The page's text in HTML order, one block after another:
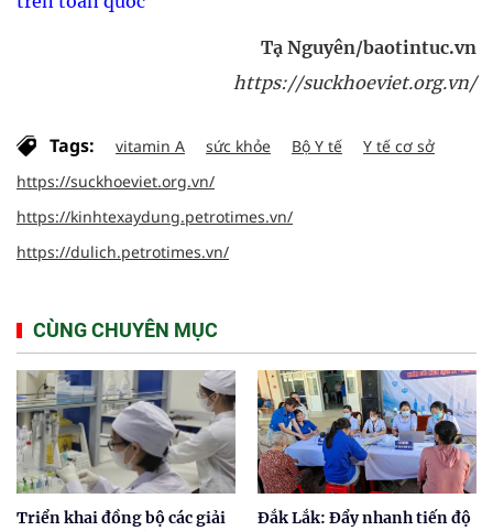
Tạ Nguyên/baotintuc.vn
https://suckhoeviet.org.vn/
Tags: vitamin A sức khỏe Bộ Y tế
Y tế cơ sở
https://suckhoeviet.org.vn/
https://kinhtexaydung.petrotimes.vn/
https://dulich.petrotimes.vn/
CÙNG CHUYÊN MỤC
Triển khai đồng bộ các giải
Đắk Lắk: Đẩy nhanh tiến độ